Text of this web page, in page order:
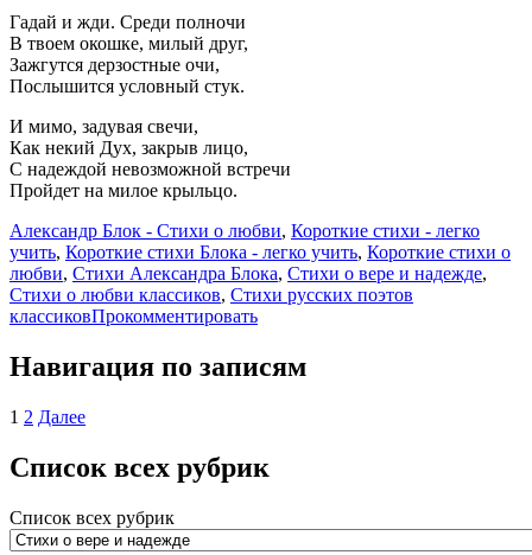
Гадай и жди. Среди полночи
В твоем окошке, милый друг,
Зажгутся дерзостные очи,
Послышится условный стук.
И мимо, задувая свечи,
Как некий Дух, закрыв лицо,
С надеждой невозможной встречи
Пройдет на милое крыльцо.
Александр Блок - Стихи о любви, Короткие стихи - легко
учить, Короткие стихи Блока - легко учить, Короткие стихи о
любви, Стихи Александра Блока, Стихи о вере и надежде,
Стихи о любви классиков, Стихи русских поэтов
классиковПрокомментировать
Навигация по записям
1 2 Далее
Список всех рубрик
Список всех рубрик